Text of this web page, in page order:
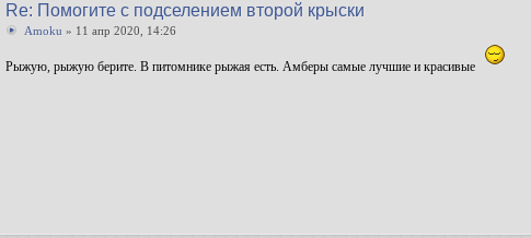
Re: Помогите с подселением второй крыски
Amoku » 11 апр 2020, 14:26
Рыжую, рыжую берите. В питомнике рыжая есть. Амберы самые лучшие и красивые